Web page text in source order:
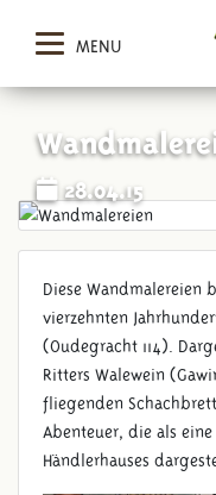
MENU
28.04.15
Diese Wandmalereien
vierzehnten
(Oudegracht 114).
Ritters Walewein
fliegenden
Abenteuer, die als
Händlerhauses